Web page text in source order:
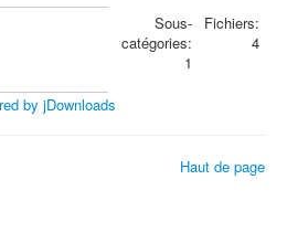
Sous-
catégories:
1
Fichiers:
4
by jDownloads
Haut de page